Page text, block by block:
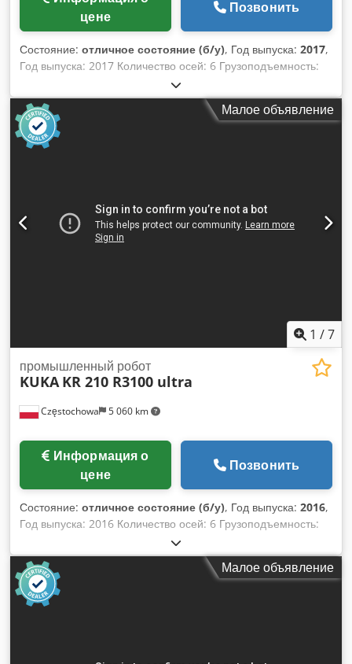
цене
Позвонить
Состояние: отличное состояние (б/у), Год выпуска: 2017,
Год выпуска: 2017 Количество осей: 6 Грузоподъемность:
210 кг Вылет: 2696 мм Вес: 1111 кг Серийный номер:
660308 Тип контроллера: KUKA KR C4 Chedpfx Aozq
Apyjhhea
Малое объявление
1 /7
Częstochowa 5 060 km
промышленный робот
KUKA KR 210 R3100 ultra
цене
Позвонить
Состояние: отличное состояние (б/у), Год выпуска: 2016,
Год выпуска: 2016 Количество осей: 6 Грузоподъемность:
210 кг Вылет: 3096 мм Вес: 1154 кг Chedpfx Ahozq
Apmohsa Серийный номер: 656372 Тип контроллера: KUKA
KR C4
Малое объявление